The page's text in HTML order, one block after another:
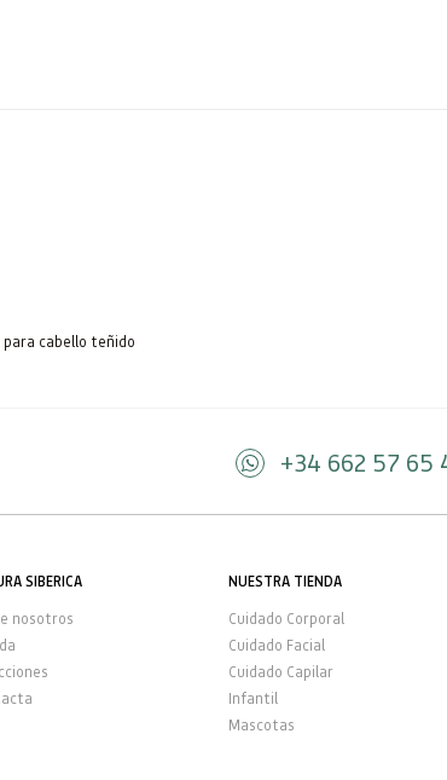
para cabello teñido
+34 662 57 65
SIBERICA
nosotros
NUESTRA TIENDA
Cuidado Corporal
Cuidado Facial
Cuidado Capilar
Infantil
Mascotas